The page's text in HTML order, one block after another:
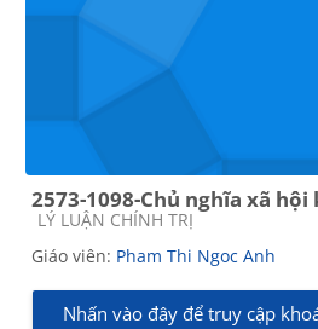
2573-1098-Chủ nghĩa xã hội
Các loại khóa học
LÝ LUẬN CHÍNH TRỊ
Giáo viên: Pham Thi Ngoc Anh
Nhấn vào đây để truy cập